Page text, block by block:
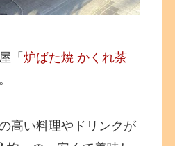
「炉ばた焼 かくれ茶
高い料理やドリンクが